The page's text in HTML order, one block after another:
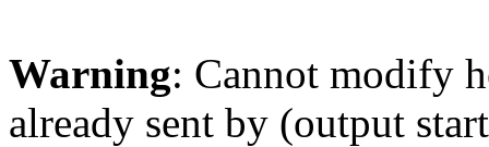
Warning: Cannot modify
already sent by (output